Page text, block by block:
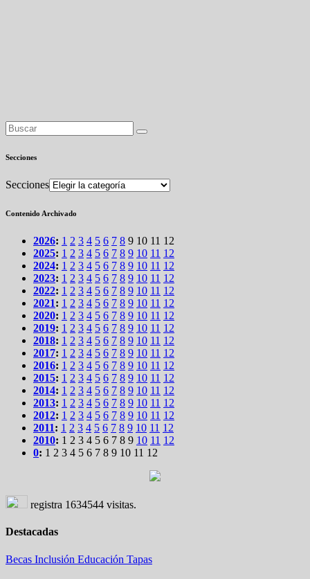
Secciones
Secciones
Contenido Archivado
2026: 1 2 3 4 5 6 7 8 9 10 11 12
2025: 1 2 3 4 5 6 7 8 9 10 11 12
2024: 1 2 3 4 5 6 7 8 9 10 11 12
2023: 1 2 3 4 5 6 7 8 9 10 11 12
2022: 1 2 3 4 5 6 7 8 9 10 11 12
2021: 1 2 3 4 5 6 7 8 9 10 11 12
2020: 1 2 3 4 5 6 7 8 9 10 11 12
2019: 1 2 3 4 5 6 7 8 9 10 11 12
2018: 1 2 3 4 5 6 7 8 9 10 11 12
2017: 1 2 3 4 5 6 7 8 9 10 11 12
2016: 1 2 3 4 5 6 7 8 9 10 11 12
2015: 1 2 3 4 5 6 7 8 9 10 11 12
2014: 1 2 3 4 5 6 7 8 9 10 11 12
2013: 1 2 3 4 5 6 7 8 9 10 11 12
2012: 1 2 3 4 5 6 7 8 9 10 11 12
2011: 1 2 3 4 5 6 7 8 9 10 11 12
2010: 1 2 3 4 5 6 7 8 9 10 11 12
0: 1 2 3 4 5 6 7 8 9 10 11 12
registra 1634544 visitas.
Destacadas
Becas Inclusión Educación Tapas